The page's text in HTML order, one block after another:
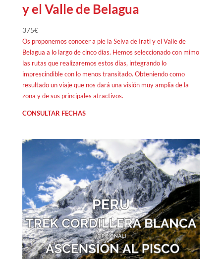
y el Valle de Belagua
375€
Os proponemos conocer a pie la Selva de Irati y el Valle de
Belagua a lo largo de cinco días. Hemos seleccionado con mimo
las rutas que realizaremos estos días, integrando lo
imprescindible con lo menos transitado. Obteniendo como
resultado un viaje que nos dará una visión muy amplia de la
zona y de sus principales atractivos.
CONSULTAR FECHAS